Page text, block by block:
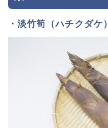
・淡竹筍（ハチクダケ）